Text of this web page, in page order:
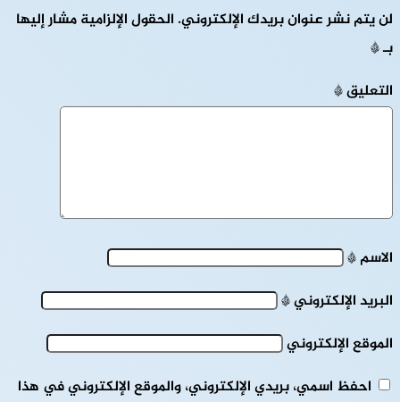
لن يتم نشر عنوان بريدك الإلكتروني. الحقول الإلزامية مشار إليها
بـ*
التعليق*
الاسم*
البريد الإلكتروني*
الموقع الإلكتروني
احفظ اسمي، بريدي الإلكتروني، والموقع الإلكتروني في هذا